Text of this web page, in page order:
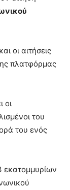
οι αιτήσεις
πλατφόρμας
οι
του
του ενός
εκατομμυρίων